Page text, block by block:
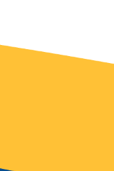
Inuunermi pissutsit